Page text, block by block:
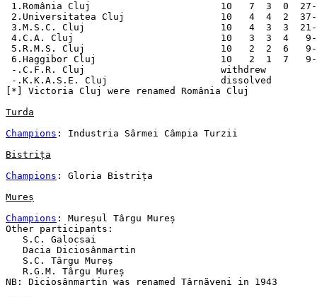
1.România Cluj                       10   7  3  0
2.Universitatea Cluj                 10   4  4  2  37-
3.M.S.C. Cluj                        10   4  3  3  21-
4.C.A. Cluj                          10   3  3  4   9-
5.R.M.S. Cluj                        10   2  2  6   9-
6.Haggibor Cluj                      10   2  1  7   9-
-.C.F.R. Cluj                        withdrew
-.K.K.A.S.E. Cluj                    dissolved
[*] Victoria Cluj were renamed România Cluj
Turda
Champions : Industria Sârmei Câmpia Turzii
Bistrița
Champions : Gloria Bistrița
Mureș
Champions : Mureșul Târgu Mureș
Other participants:
   S.C. Galocsai
   Dacia Diciosânmartin
   S.C. Târgu Mureș
   R.G.M. Târgu Mureș
NB: Diciosânmartin was renamed Târnăveni in 1943